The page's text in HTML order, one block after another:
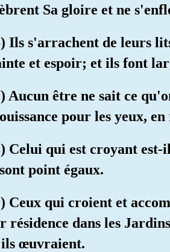
Sa gloire et ne
Ils s'arrachent de leurs
et espoir; et ils font
Aucun être ne sait ce
pour les yeux,
Celui qui est croyant
point égaux.
Ceux qui croient et
résidence dans les
œuvraient.